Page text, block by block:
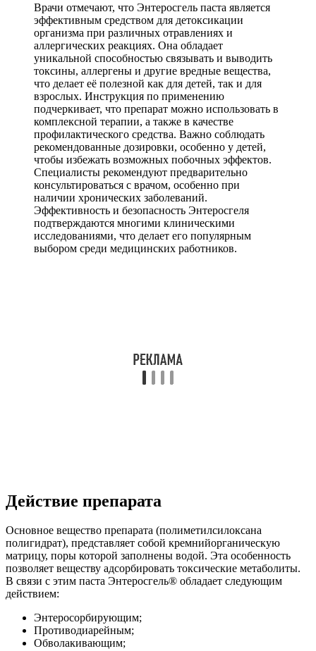
Врачи отмечают, что Энтеросгель паста является
эффективным средством для детоксикации
организма при различных отравлениях и
аллергических реакциях. Она обладает
уникальной способностью связывать и выводить
токсины, аллергены и другие вредные вещества,
что делает её полезной как для детей, так и для
взрослых. Инструкция по применению
подчеркивает, что препарат можно использовать в
комплексной терапии, а также в качестве
профилактического средства. Важно соблюдать
рекомендованные дозировки, особенно у детей,
чтобы избежать возможных побочных эффектов.
Специалисты рекомендуют предварительно
консультироваться с врачом, особенно при
наличии хронических заболеваний.
Эффективность и безопасность Энтеросгеля
подтверждаются многими клиническими
исследованиями, что делает его популярным
выбором среди медицинских работников.
Действие препарата
Основное вещество препарата (полиметилсилоксана
полигидрат), представляет собой кремнийорганическую
матрицу, поры которой заполнены водой. Эта особенность
позволяет веществу адсорбировать токсические метаболиты.
В связи с этим паста Энтеросгель® обладает следующим
действием:
Энтеросорбирующим;
Противодиарейным;
Обволакивающим;